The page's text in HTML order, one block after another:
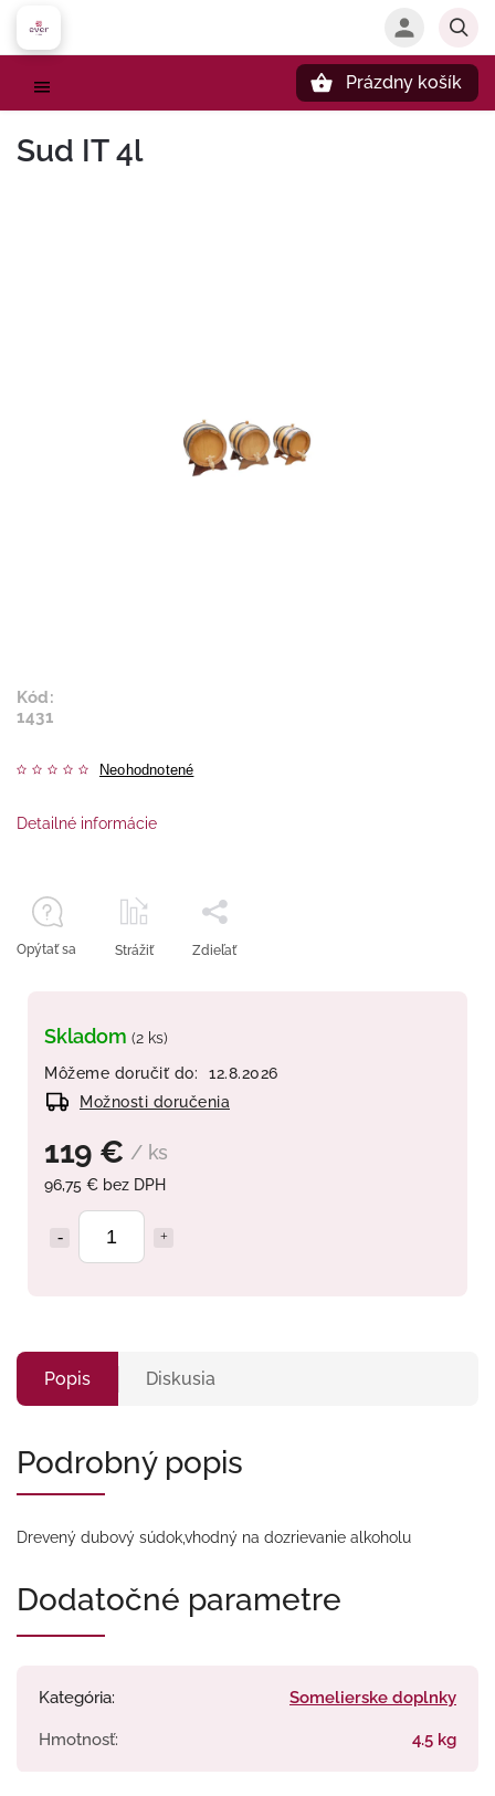
Prázdny košík
Sud IT 4l
Kód:
1431
Neohodnotené
119 € / ks
96,75 € bez DPH
Skladom (2 ks)
Môžeme doručiť do:
12.8.2026
Možnosti doručenia
Detailné informácie
Opýtať sa Strážiť Zdieľať
Popis Diskusia
Podrobný popis
Drevený dubový súdok,vhodný na dozrievanie alkoholu
Dodatočné parametre
Kategória: Somelierske doplnky
Hmotnosť: 4.5 kg